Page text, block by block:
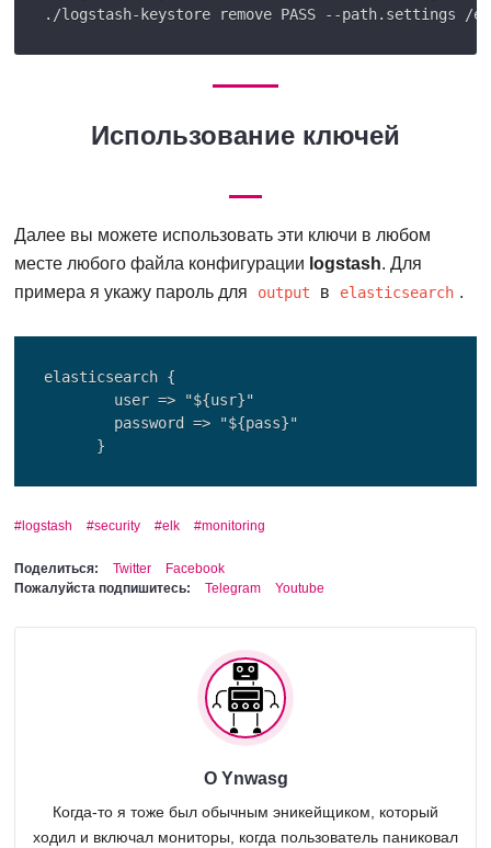
Использование ключей
Далее вы можете использовать эти ключи в любом
месте любого файла конфигурации logstash. Для
примера я укажу пароль для
output в elasticsearch .
elasticsearch {
        user => "${usr}"
        password => "${pass}"
logstash security elk monitoring
Поделиться: Twitter
Facebook
Пожалуйста подпишитесь:
Telegram Youtube
О Ynwasg
Когда-то я тоже был обычным эникейщиком, который
ходил и включал мониторы, когда пользователь паниковал